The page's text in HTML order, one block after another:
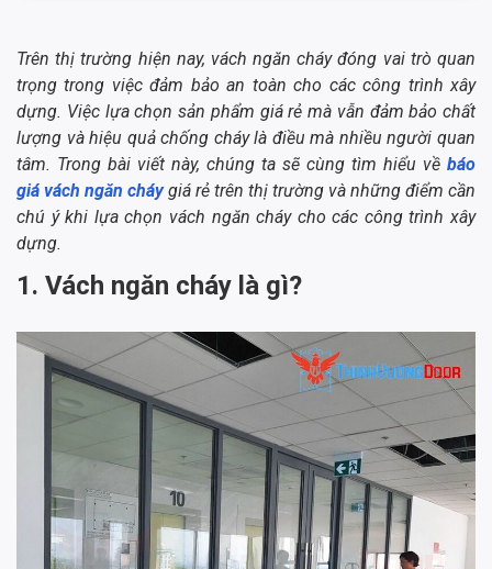
Trên thị trường hiện nay, vách ngăn cháy đóng vai trò quan
trọng trong việc đảm bảo an toàn cho các công trình xây
dựng. Việc lựa chọn sản phẩm giá rẻ mà vẫn đảm bảo chất
lượng và hiệu quả chống cháy là điều mà nhiều người quan
tâm. Trong bài viết này, chúng ta sẽ cùng tìm hiểu về báo
giá vách ngăn cháygiá rẻ trên thị trường và những điểm cần
chú ý khi lựa chọn vách ngăn cháy cho các công trình xây
dựng.
1. Vách ngăn cháy là gì?